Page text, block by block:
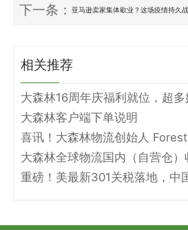
下一条：亚马逊卖家集体歇业？这场疫情持久
相关推荐
大森林16周年庆福利就位，超多
大森林客户端下单说明
大森林全球物流国内（自营仓）
重磅！美最新301关税落地，中